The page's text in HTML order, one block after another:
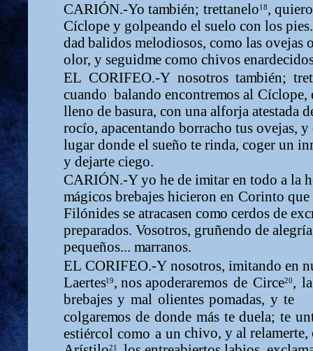
CARIÓN.-Yo también; trettanelo18, quiero
Cíclope y golpeando el suelo con los
dad balidos melodiosos, como las ovejas
olor, y seguidme como chivos
EL CORIFEO.-Y nosotros también;
cuando balando encontremos al Cíclope,
lleno de basura, con una alforja atestada
rocío, apacentando borracho tus ovejas, y
lugar donde el sueño te rinda, coger un in
y dejarte ciego.
CARIÓN.-Y yo he de imitar en todo a lah
mágicos brebajes hicieron en Corinto que
Filónides se atracasen como cerdos de
preparados. Vosotros, gruñendo de
pequeños... marranos.
EL CORIFEO.-Y nosotros, imitando en
Laertes19, nos apoderaremos de Circe20, la
brebajes y mal olientes pomadas, y te
colgaremos de donde más te duela; te
estiércol como a unchivo, y al relamerte,
21